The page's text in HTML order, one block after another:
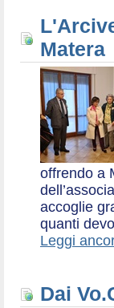
Matera
offrendo a
accoglie
quanti
Leggi
Dai